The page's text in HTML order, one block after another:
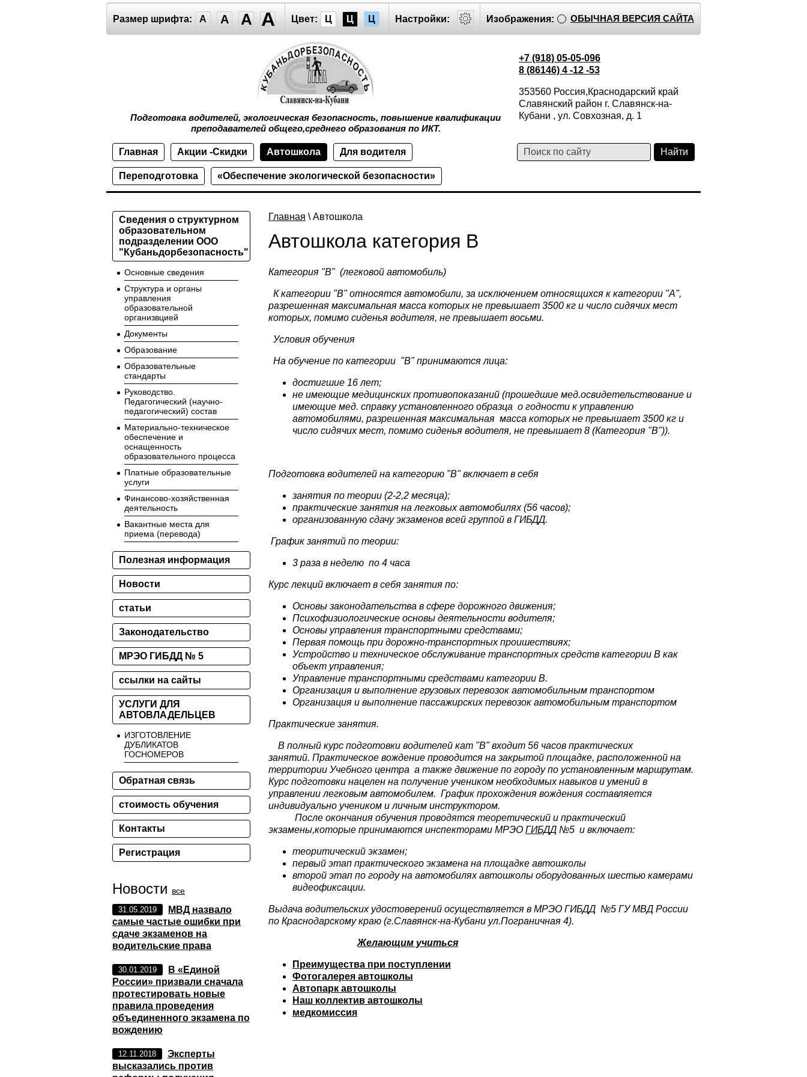
Размер шрифта: A A A A Цвет: Ц Ц Ц Настройки: Изображения: ОБЫЧНАЯ ВЕРСИЯ САЙТА
Подготовка водителей, экологическая безопасность, повышение квалификации
преподавателей общего,среднего образования по ИКТ.
+7 (918) 05-05-096
8 (86146) 4 -12 -53
353560 Россия,Краснодарский край
Славянский район г. Славянск-на-
Кубани , ул. Совхозная, д. 1
Главная Акции -Скидки Автошкола Для водителя
Переподготовка «Обеспечение экологической безопасности»
Главная \ Автошкола
Автошкола категория В
Категория "В" (легковой автомобиль)
К категории "В" относятся автомобили, за исключением относящихся к категории "А",
разрешенная максимальная масса которых не превышает 3500 кг и число сидячих мест
которых, помимо сиденья водителя, не превышает восьми.
Условия обучения
На обучение по категории "В" принимаются лица:
достигшие 16 лет;
не имеющие медицинских противопоказаний (прошедшие мед.освидетельствование и
имеющие мед. справку установленного образца о годности к управлению
автомобилями, разрешенная максимальная масса которых не превышает 3500 кг и
число сидячих мест, помимо сиденья водителя, не превышает 8 (Категория "В")).
Подготовка водителей на категорию "В" включает в себя
занятия по теории (2-2,2 месяца);
практические занятия на легковых автомобилях (56 часов);
организованную сдачу экзаменов всей группой в ГИБДД.
График занятий по теории:
3 раза в неделю по 4 часа
Курс лекций включает в себя занятия по:
Основы законодательства в сфере дорожного движения;
Психофизиологические основы деятельности водителя;
Основы управления транспортными средствами;
Первая помощь при дорожно-транспортных проишествиях;
Устройство и техническое обслуживание транспортных средств категории В как
объект управления;
Управление транспортными средствами категории В.
Организация и выполнение грузовых перевозок автомобильным транспортом
Организация и выполнение пассажирских перевозок автомобильным транспортом
Практические занятия.
В полный курс подготовки водителей кат "В" входит 56 часов практических
занятий. Практическое вождение проводится на закрытой площадке, расположенной на
территории Учебного центра а также движение по городу по установленным маршрутам.
Курс подготовки нацелен на получение учеником необходимых навыков и умений в
управлении легковым автомобилем. График прохождения вождения составляется
индивидуально учеником и личным инструктором.
После окончания обучения проводятся теоретический и практический
экзамены,которые принимаются инспекторами МРЭО ГИБДД №5 и включает:
теоритический экзамен;
первый этап практического экзамена на площадке автошколы
второй этап по городу на автомобилях автошколы оборудованных шестью камерами
видеофиксации.
Выдача водительских удостоверений осуществляется в МРЭО ГИБДД №5 ГУ МВД России
по Краснодарскому краю (г.Славянск-на-Кубани ул.Пограничная 4).
Желающим учиться
Преимущества при поступлении
Фотогалерея автошколы
Автопарк автошколы
Наш коллектив автошколы
медкомиссия
Сведения о структурном
образовательном
подразделении ООО
"Кубаньдорбезопасность"
Основные сведения
Структура и органы
управления
образовательной
организвцией
Документы
Образование
Образовательные
стандарты
Руководство.
Педагогический (научно-
педагогический) состав
Материально-техническое
обеспечение и
оснащенность
образовательного процесса
Платные образовательные
услуги
Финансово-хозяйственная
деятельность
Вакантные места для
приема (перевода)
Полезная информация
Новости
статьи
Законодательство
МРЭО ГИБДД № 5
ссылки на сайты
УСЛУГИ ДЛЯ
АВТОВЛАДЕЛЬЦЕВ
ИЗГОТОВЛЕНИЕ
ДУБЛИКАТОВ
ГОСНОМЕРОВ
Обратная связь
стоимость обучения
Контакты
Регистрация
Новости все
31.05.2019
МВД назвало
самые частые ошибки при
сдаче экзаменов на
водительские права
30.01.2019
В «Единой
России» призвали сначала
протестировать новые
правила проведения
объединенного экзамена по
вождению
12.11.2018
Эксперты
высказались против